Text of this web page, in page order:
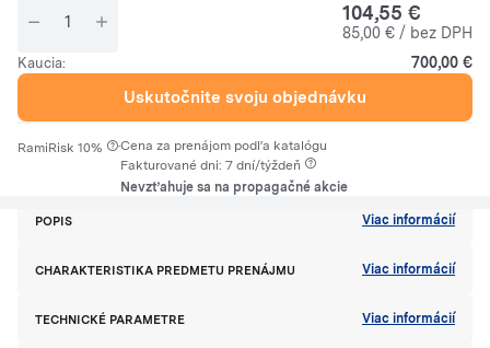
104,55 €
85,00 € / bez DPH
Kaucia: 700,00 €
Uskutočnite svoju objednávku
RamiRisk 10% ·Cena za prenájom podľa katalógu
Fakturované dni: 7 dní/týždeň
Nevzťahuje sa na propagačné akcie
POPIS Viac informácií
CHARAKTERISTIKA PREDMETU PRENÁJMU Viac informácií
TECHNICKÉ PARAMETRE Viac informácií